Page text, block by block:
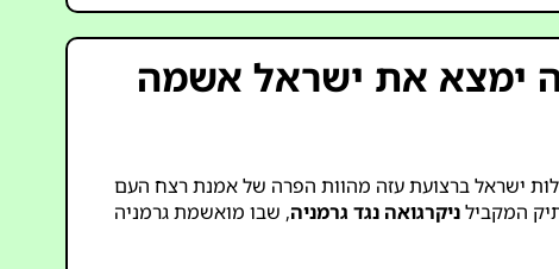
ימצא את ישראל אשמה
ישראל ברצועת עזה מהוות הפרה של אמנת רצח העם
ניקרגואה נגד גרמניה, שבו מואשמת גרמניה